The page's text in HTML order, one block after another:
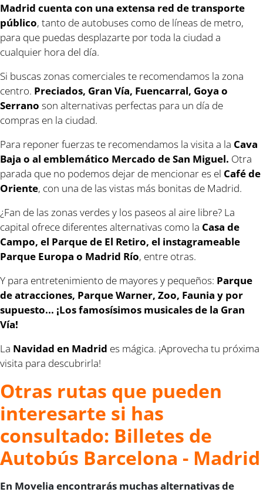
Madrid cuenta con una extensa red de transporte
público, tanto de autobuses como de líneas de metro,
para que puedas desplazarte por toda la ciudad a
cualquier hora del día.
Si buscas zonas comerciales te recomendamos la zona
centro. Preciados, Gran Vía, Fuencarral, Goya o
Serrano son alternativas perfectas para un día de
compras en la ciudad.
Para reponer fuerzas te recomendamos la visita a la Cava
Baja o al emblemático Mercado de San Miguel. Otra
parada que no podemos dejar de mencionar es el Café de
Oriente, con una de las vistas más bonitas de Madrid.
¿Fan de las zonas verdes y los paseos al aire libre? La
capital ofrece diferentes alternativas como la Casa de
Campo, el Parque de El Retiro, el instagrameable
Parque Europa o Madrid Río, entre otras.
Y para entretenimiento de mayores y pequeños: Parque
de atracciones, Parque Warner, Zoo, Faunia y por
supuesto... ¡Los famosísimos musicales de la Gran
Vía!
La Navidad en Madrid es mágica. ¡Aprovecha tu próxima
visita para descubrirla!
Otras rutas que pueden
interesarte si has
consultado: Billetes de
Autobús Barcelona - Madrid
En Movelia encontrarás muchas alternativas de